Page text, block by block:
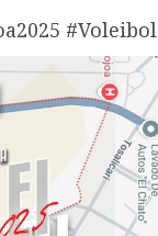
#Voleibol